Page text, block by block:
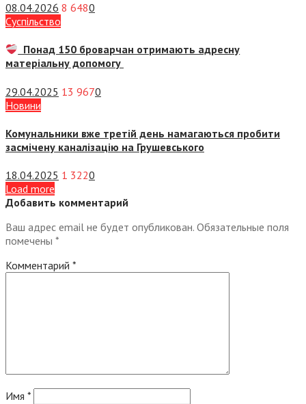
08.04.2026 8 6480
Суспiльство
Понад 150 броварчан отримають адресну
матеріальну допомогу
29.04.2025 13 9670
Новини
Комунальники вже третій день намагаються пробити
засмічену каналізацію на Грушевського
18.04.2025 1 3220
Load more
Добавить комментарий
Ваш адрес email не будет опубликован. Обязательные поля
помечены *
Комментарий *
Имя *